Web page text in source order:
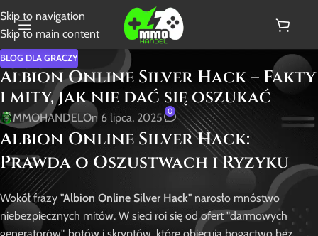
Skip to navigation
Skip to main content
BLOG DLA GRACZY
Albion Online Silver Hack – Fakty
i mity, jak nie dać się oszukać
MMOHANDELOn 6 lipca, 2025 0
Albion Online Silver Hack:
Prawda o Oszustwach i Ryzyku
Wokół frazy "Albion Online Silver Hack" narosło mnóstwo
niebezpiecznych mitów. W sieci roi się od ofert "darmowych